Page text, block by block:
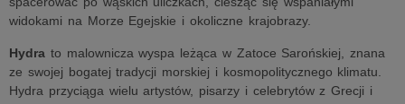
widokami na Morze Egejskie i okoliczne krajobrazy.
Hydra to malownicza wyspa leżąca w Zatoce Sarońskiej, znana
ze swojej bogatej tradycji morskiej i kosmopolitycznego klimatu.
Hydra przyciąga wielu artystów, pisarzy i celebrytów z Grecji i